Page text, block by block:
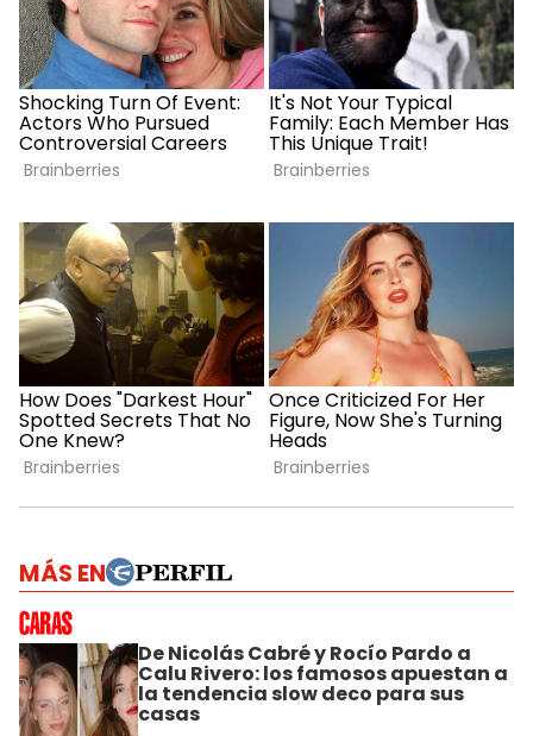
MÁS EN
De Nicolás Cabré y Rocío Pardo a
Calu Rivero: los famosos apuestan a
la tendencia slow deco para sus
casas